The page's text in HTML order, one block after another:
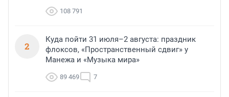
108 791
2
Куда пойти 31 июля–2 августа: праздник
флоксов, «Пространственный сдвиг» у
Манежа и «Музыка мира»
89 469 7